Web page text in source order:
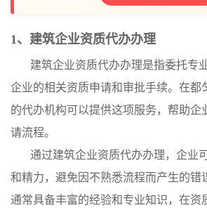
1、建筑企业资质代办办理
建筑企业资质代办办理是指委托专
企业的相关资质申请和审批手续。在都
的代办机构可以提供这项服务，帮助企
请流程。
通过建筑企业资质代办办理，企业
和精力，避免因不熟悉流程而产生的错
通常具备丰富的经验和专业知识，在资